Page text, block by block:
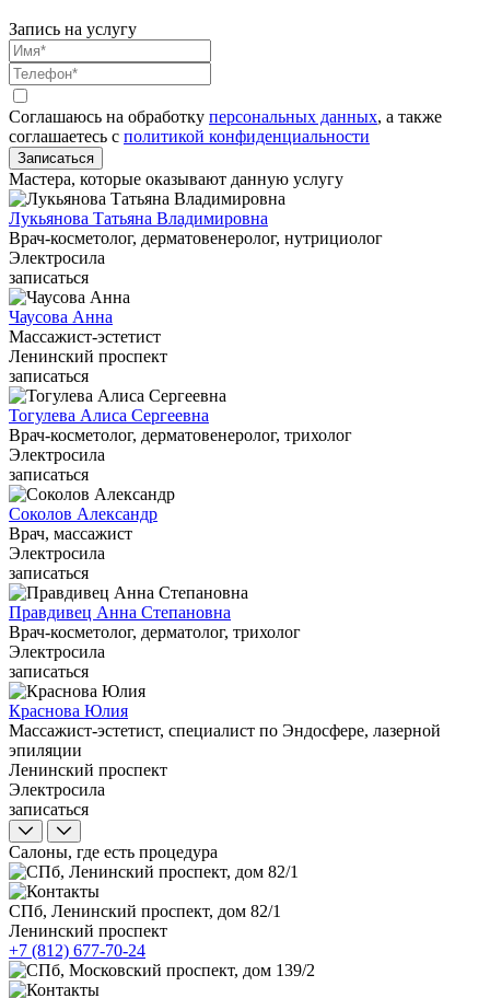
Запись на услугу
Соглашаюсь на обработку персональных данных, а также
соглашаетесь c политикой конфиденциальности
Записаться
Мастера, которые оказывают данную услугу
Лукьянова Татьяна Владимировна
Врач-косметолог, дерматовенеролог, нутрициолог
Электросила
записаться
Чаусова Анна
Массажист-эстетист
Ленинский проспект
записаться
Тогулева Алиса Сергеевна
Врач-косметолог, дерматовенеролог, трихолог
Электросила
записаться
Соколов Александр
Врач, массажист
Электросила
записаться
Правдивец Анна Степановна
Врач-косметолог, дерматолог, трихолог
Электросила
записаться
Краснова Юлия
Массажист-эстетист, специалист по Эндосфере, лазерной
эпиляции
Ленинский проспект
Электросила
записаться
Салоны, где есть процедура
СПб, Ленинский проспект, дом 82/1
Ленинский проспект
+7 (812) 677-70-24